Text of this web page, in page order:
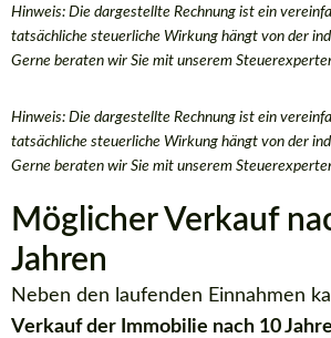
Hinweis: Die dargestellte Rechnung ist ein
tatsächliche steuerliche Wirkung hängt von der
Gerne beraten wir Sie mit unserem
Hinweis: Die dargestellte Rechnung ist ein
tatsächliche steuerliche Wirkung hängt von der
Gerne beraten wir Sie mit unserem
Möglicher Verkauf
Jahren
Neben den laufenden Einnahmen
Verkauf der Immobilie nach 10